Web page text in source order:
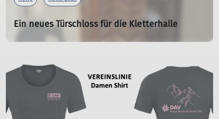
Ein neues Türschloss für die Kletterhalle
31.01.2026
einen Zahlencode, der telefonisch jedem
Kletterhallenbesucher angesagt wird, Zugang gewährt.
Abnutzung und Beschädigung hat es schließlich bis
gestern getrotzt - daher musste kurzerhand ein neues
Schloss eingebaut werden.